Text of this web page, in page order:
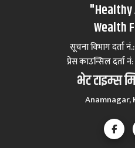
"Healthy
Wealth
सूचना विभाग दर्ता
प्रेस काउन्सिल दर्ता
भेट टाइम्स
Anamnagar,